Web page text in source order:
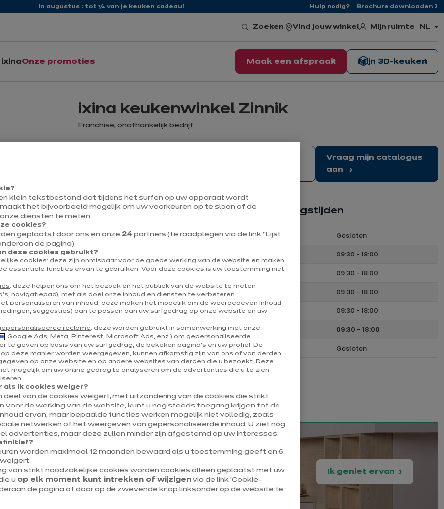
In augustus : tot ¼ van je keuken cadeau! Hulp nodig? Brochure downloaden
Zoeken Vind jouw winkel Mijn ruimte NL
,
taal
ixinaOnze promoties Mijn 3D-keuken
Maak een afspraak
ixina keukenwinkel Zinnik
Franchise, onafhankelijk bedrijf
Vraag mijn catalogus
aan
Contact
Rue des Archers 13
Toon nummer
Onze openingstijden
Maandag
Gesloten
09:30 - 18:00
Woensdag
09:30 - 18:00
09:30 - 18:00
Vrijdag
09:30 - 18:00
Zaterdag
09:30 - 18:00
Zondag
Gesloten
Tot 1/4 van je keulen​
cadeau
Ik geniet ervan
klein tekstbestand dat tijdens het surfen op uw apparaat wordt
het bijvoorbeeld mogelijk om uw voorkeuren op te slaan of de
diensten te meten.
cookies?
geplaatst door ons en onze 24 partners (te raadplegen via de link “Lijst
de pagina).
deze cookies gebruikt?
cookies: deze zijn onmisbaar voor de goede werking van de website en maken
essentiële functies ervan te gebruiken. Voor deze cookies is uw toestemming niet
: deze helpen ons om het bezoek en het publiek van de website te meten
navigatiepad), met als doel onze inhoud en diensten te verbeteren.
personaliseren van inhoud : deze maken het mogelijk om de weergegeven inhoud
suggesties) aan te passen aan uw surfgedrag op onze website en uw
reclame: deze worden gebruikt in samenwerking met onze
, Google Ads, Meta, Pinterest, Microsoft Ads, enz.) om gepersonaliseerde
te geven op basis van uw surfgedrag, de bekeken pagina's en uw profiel. De
deze manier worden weergegeven, kunnen afkomstig zijn van ons of van derden
op onze website en op andere websites van derden die u bezoekt. Deze
mogelijk om uw online gedrag te analyseren om de advertenties die u te zien
als ik cookies weiger?
deel van de cookies weigert, met uitzondering van de cookies die strikt
voor de werking van de website, kunt u nog steeds toegang krijgen tot de
ervan, maar bepaalde functies werken mogelijk niet volledig, zoals
netwerken of het weergeven van gepersonaliseerde inhoud. U ziet nog
advertenties, maar deze zullen minder zijn afgestemd op uw interesses.
worden maximaal 12 maanden bewaard als u toestemming geeft en 6
van strikt noodzakelijke cookies worden cookies alleen geplaatst met uw
u op elk moment kunt intrekken of wijzigen via de link ‘Cookie-
de pagina of door op de zwevende knop linksonder op de website te